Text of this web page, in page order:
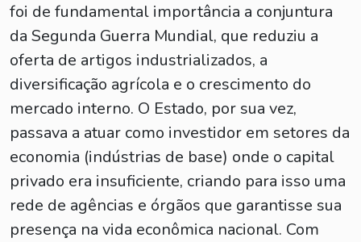
foi de fundamental importância a conjuntura
da Segunda Guerra Mundial, que reduziu a
oferta de artigos industrializados, a
diversificação agrícola e o crescimento do
mercado interno. O Estado, por sua vez,
passava a atuar como investidor em setores da
economia (indústrias de base) onde o capital
privado era insuficiente, criando para isso uma
rede de agências e órgãos que garantisse sua
presença na vida econômica nacional. Com